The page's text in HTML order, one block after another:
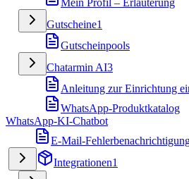
Mein Profil – Erläuterung
Gutscheine1
Gutscheinpools
Chatarmin AI3
Anleitung zur Einrichtung
WhatsApp-Produktkatalog
WhatsApp-KI-Chatbot
E-Mail-
Integrationen1